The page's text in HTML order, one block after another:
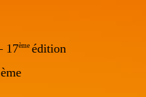
17ème édition
ème